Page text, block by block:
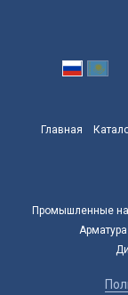
Главная
Промышленные